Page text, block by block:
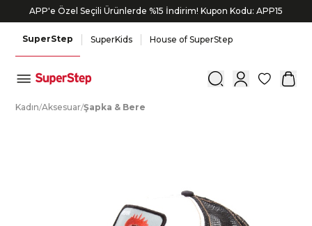
Siparişin 1-3 iş günü içerisinde kargoya verilecektir.
APP'e Özel Seçili Ürünlerde %15 İndirim! Kupon Kodu: APP15
SuperStep SuperKids House of SuperStep
0
Kadın/Aksesuar/Şapka & Bere